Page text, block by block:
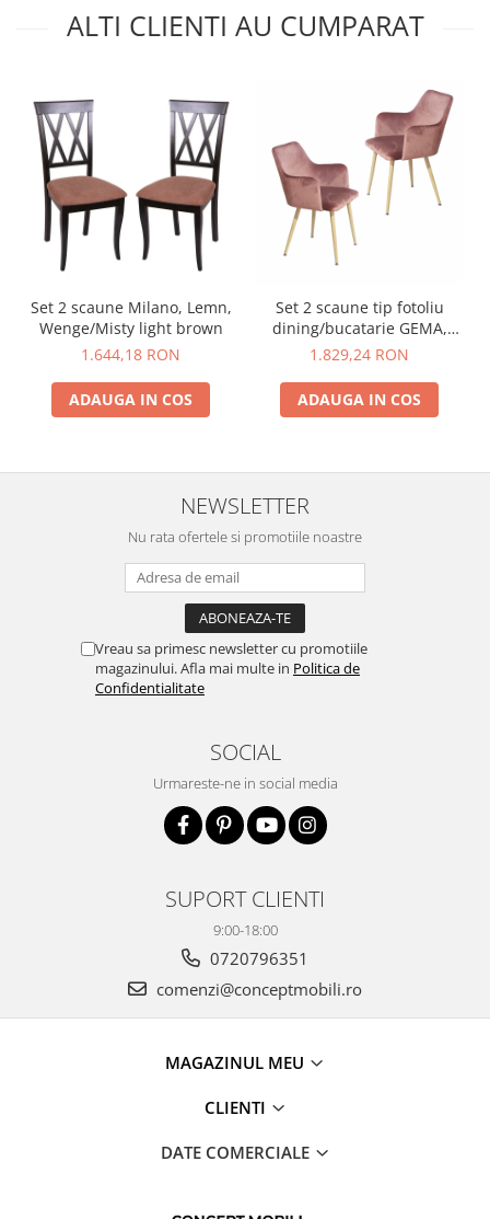
ALTI CLIENTI AU CUMPARAT
Set 2 scaune Milano, Lemn,
Wenge/Misty light brown
1.644,18 RON
ADAUGA IN COS
Set 2 scaune tip fotoliu
dining/bucatarie GEMA,
Catifea, Carmin
1.829,24 RON
ADAUGA IN COS
NEWSLETTER
Nu rata ofertele si promotiile noastre
Vreau sa primesc newsletter cu promotiile
magazinului. Afla mai multe in Politica de
Confidentialitate
SOCIAL
Urmareste-ne in social media
SUPORT CLIENTI
9:00-18:00
0720796351
comenzi@conceptmobili.ro
MAGAZINUL MEU
CLIENTI
DATE COMERCIALE